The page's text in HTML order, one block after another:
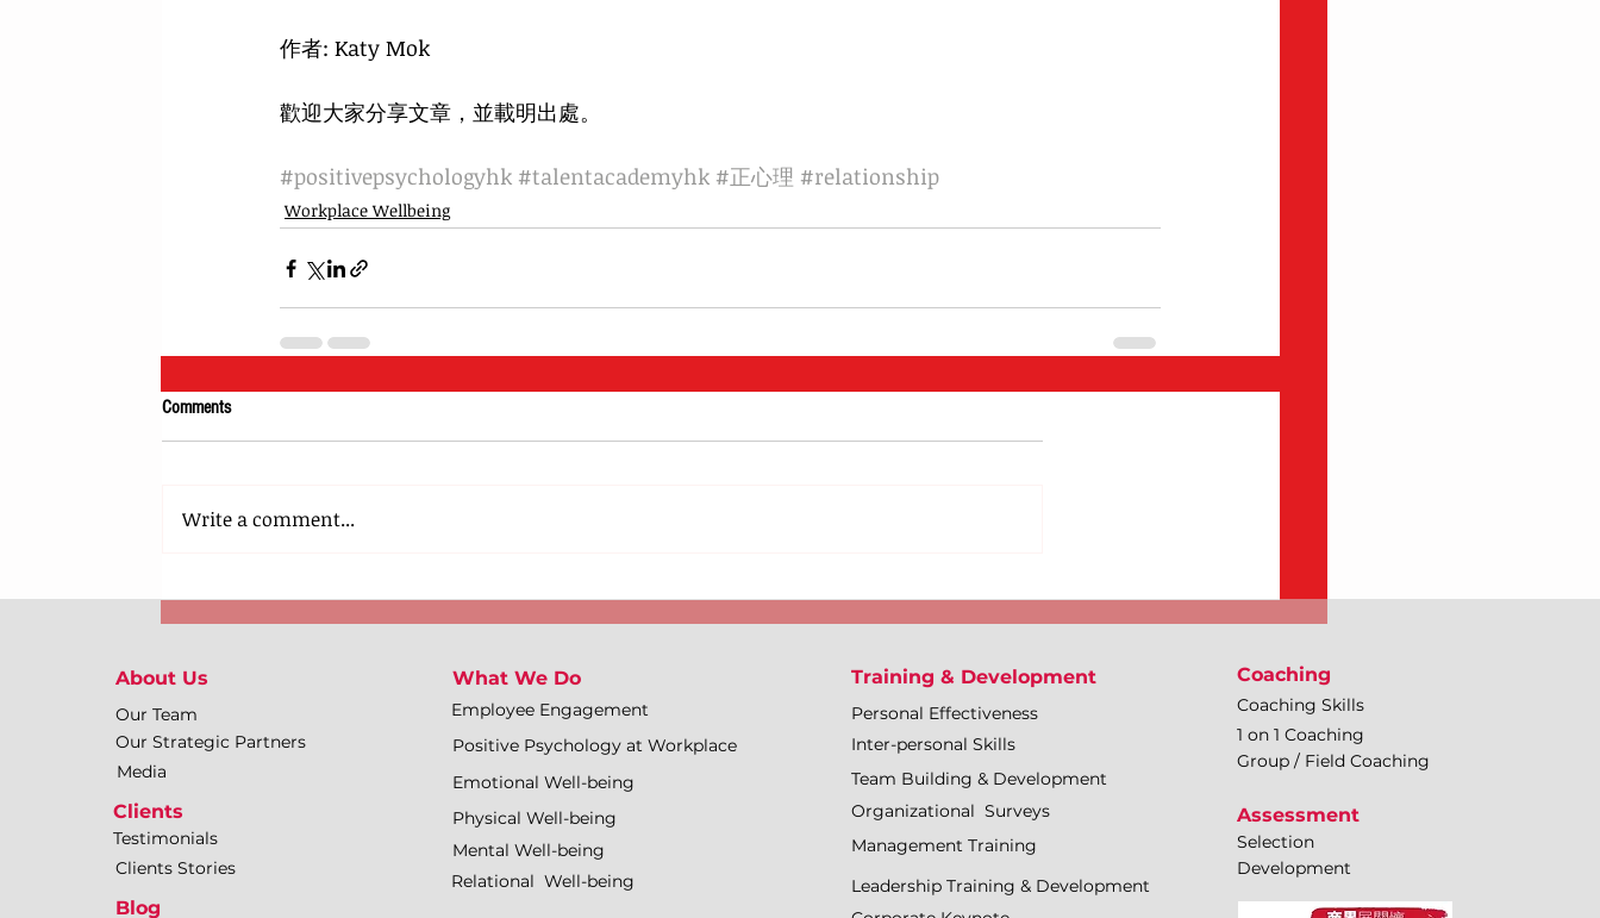
作者: Katy Mok
歡迎大家分享文章，並載明出處。
#positivepsychologyhk #talentacademyhk #正心理 #relationship
Workplace Wellbeing
Comments
Write a comment...
About Us
Our Team
Our Strategic Partners
Media
Clients
Testimonials
Clients Stories
Blog
What We Do
Employee Engagement
Positive Psychology at Workplace
Emotional Well-being
Physical Well-being
Mental Well-being
Relational Well-being
Training & Development
Personal Effectiveness
Inter-personal Skills
Team Building & Development
Organizational Surveys
Management Training
Leadership Training & Development
Coaching
Coaching Skills
1 on 1 Coaching
Group / Field Coaching
Assessment
Selection
Development